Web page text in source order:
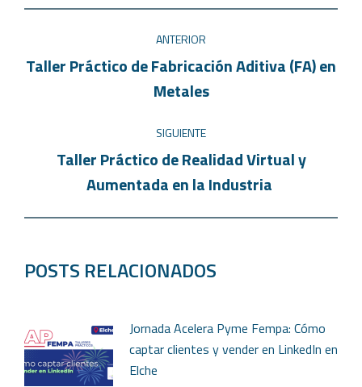
ANTERIOR
Taller Práctico de Fabricación Aditiva (FA) en
Metales
SIGUIENTE
Taller Práctico de Realidad Virtual y
Aumentada en la Industria ​
POSTS RELACIONADOS
Jornada Acelera Pyme Fempa: Cómo
captar clientes y vender en LinkedIn en
Elche